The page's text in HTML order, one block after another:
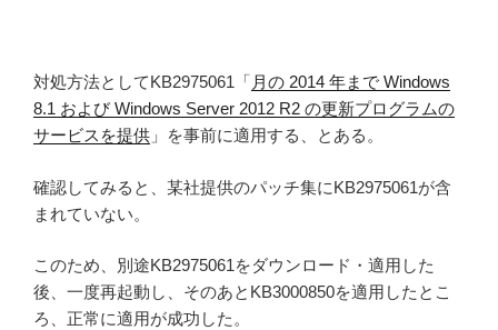
対処方法としてKB2975061「 月の 2014 年まで Windows
8.1 および Windows Server 2012 R2 の更新プログラムの
サービスを提供 」を事前に適用する、とある。
確認してみると、某社提供のパッチ集にKB2975061が含
まれていない。
このため、別途KB2975061をダウンロード・適用した
後、一度再起動し、そのあとKB3000850を適用したとこ
ろ、正常に適用が成功した。